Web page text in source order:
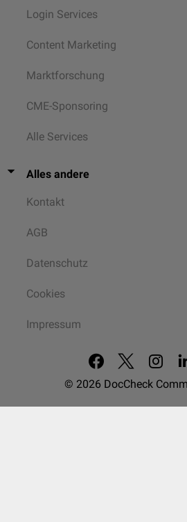
Login Services
Content Marketing
Marktforschung
CME-Sponsoring
Alle Services
Alles andere
Kontakt
AGB
Datenschutz
Cookies
Impressum
© 2026 DocCheck